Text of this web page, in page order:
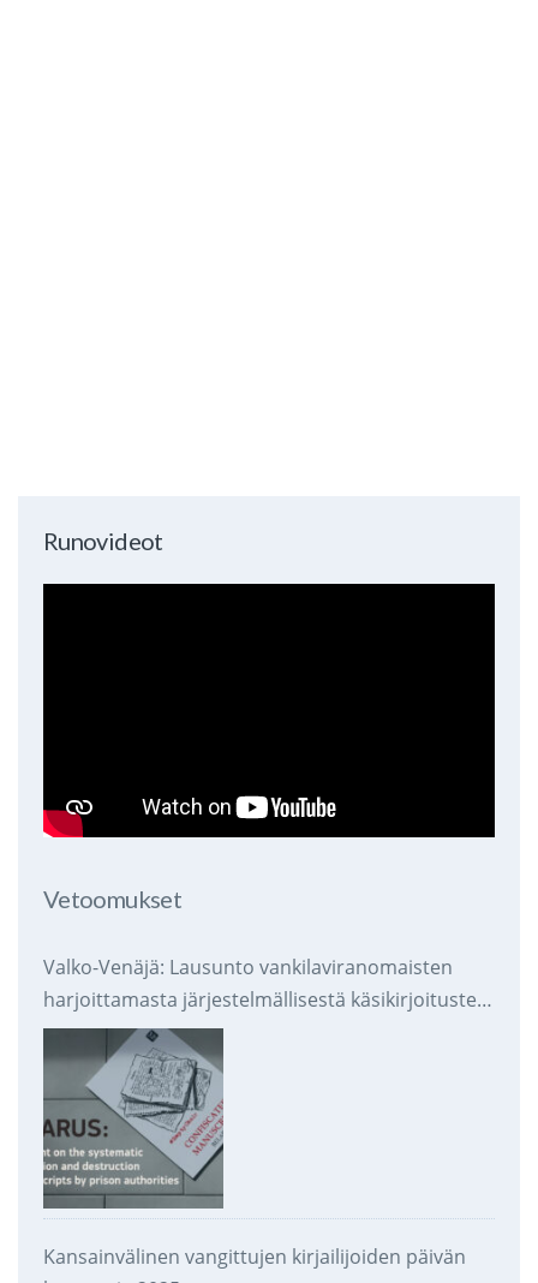
Runovideot
Vetoomukset
Valko-Venäjä: Lausunto vankilaviranomaisten
harjoittamasta järjestelmällisestä käsikirjoitusten
takavarikoinnista ja tuhoamisesta
Kansainvälinen vangittujen kirjailijoiden päivän